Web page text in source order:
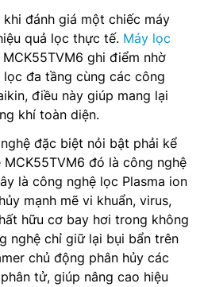
đánh giá một chiếc máy
quả lọc thực tế. Máy lọc
MCK55TVM6 ghi điểm nhờ
đa tầng cùng các công
điều này giúp mang lại
khí toàn diện.
đặc biệt nỏi bật phải kể
đó là công nghệ
là công nghệ lọc Plasma ion
mạnh mẽ vi khuẩn, virus,
hữu cơ bay hơi trong không
nghệ chỉ giữ lại bụi bẩn trên
chủ động phân hủy các
tử, giúp nâng cao hiệu